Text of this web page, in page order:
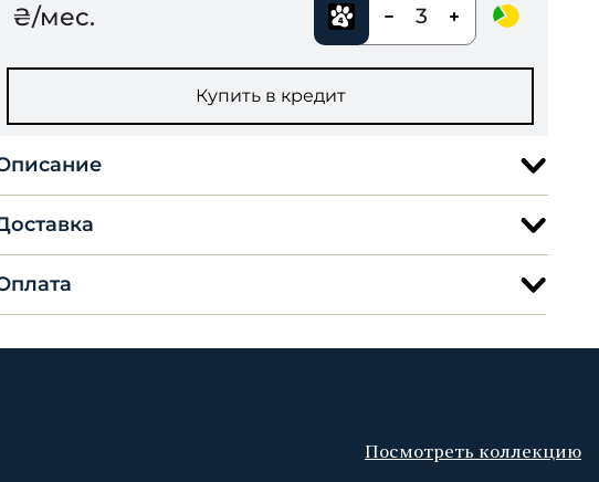
₴/мес. 3
Купить в кредит
Посмотреть коллекцию